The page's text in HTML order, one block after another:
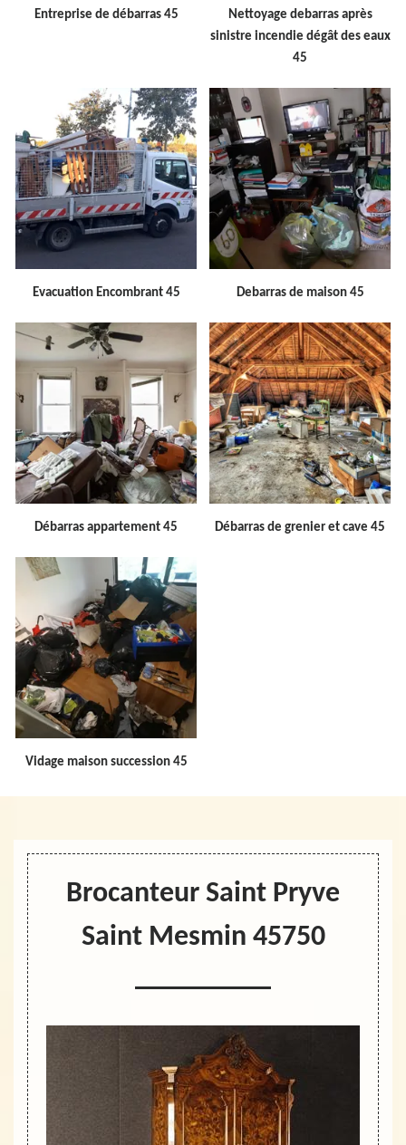
Entreprise de débarras 45
Nettoyage debarras après
sinistre incendie dégât des eaux
45
Evacuation Encombrant 45 Debarras de maison 45
Débarras appartement 45 Débarras de grenier et cave 45
Vidage maison succession 45
Brocanteur Saint Pryve
Saint Mesmin 45750